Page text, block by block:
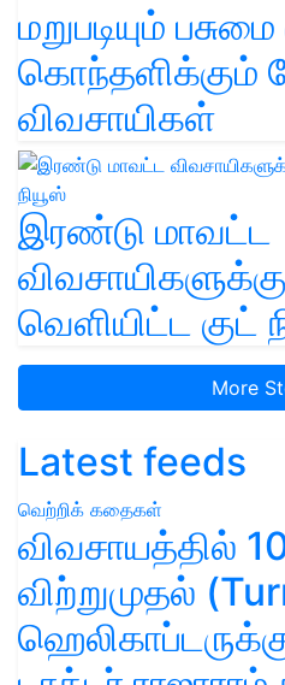
மறுபடியும்
விவசாயிகள்
இரண்டு மாவட்ட
வெளியிட்ட குட்
More
Latest feeds
வெற்றிக் கதைகள்
விவசாயத்தில்
விற்றுமுதல்